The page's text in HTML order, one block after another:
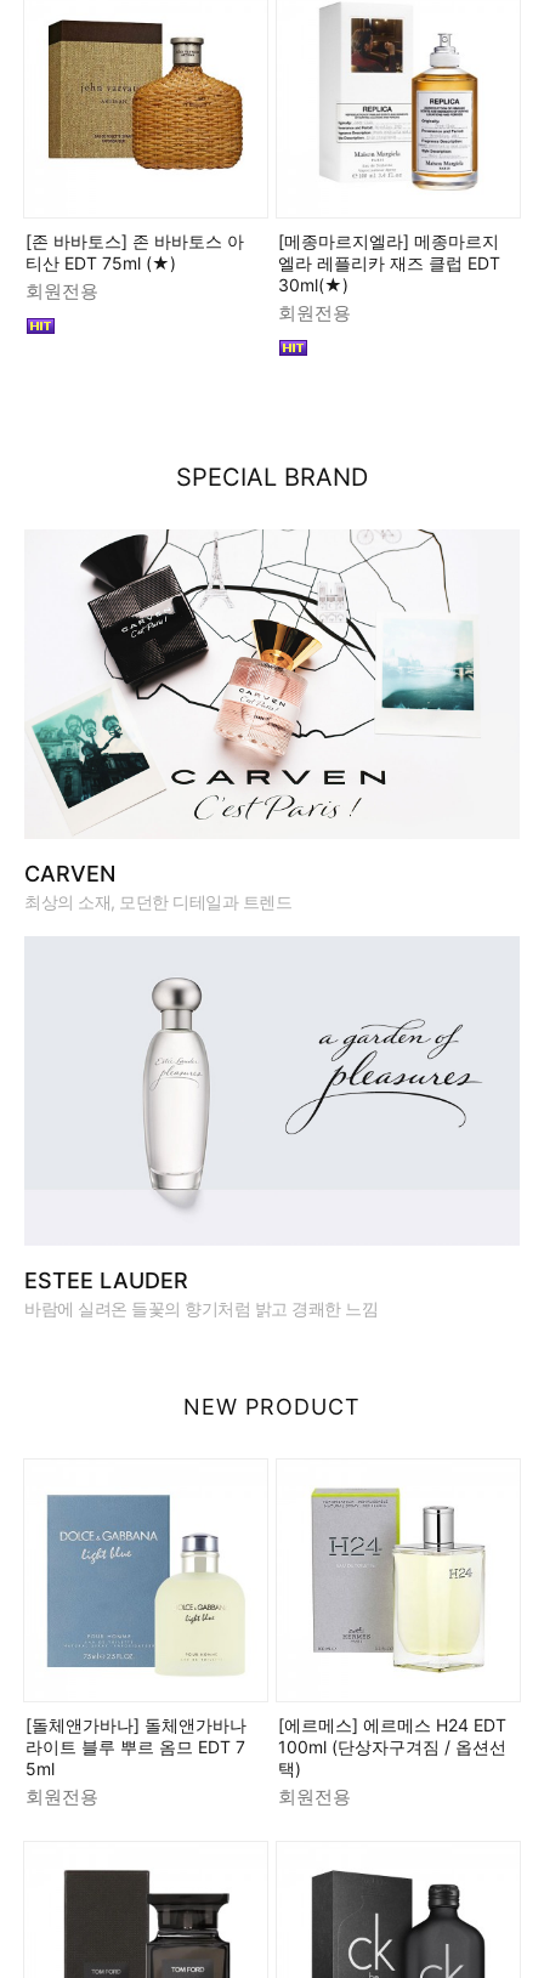
[존 바바토스] 존 바바토스 아
티산 EDT 75ml (★)
회원전용
[메종마르지엘라] 메종마르지
엘라 레플리카 재즈 클럽 EDT
30ml(★)
회원전용
SPECIAL BRAND
CARVEN
최상의 소재, 모던한 디테일과 트렌드
ESTEE LAUDER
바람에 실려온 들꽃의 향기처럼 밝고 경쾌한 느낌
NEW PRODUCT
[돌체앤가바나] 돌체앤가바나
라이트 블루 뿌르 옴므 EDT 7
5ml
회원전용
[에르메스] 에르메스 H24 EDT
100ml (단상자구겨짐 / 옵션선
택)
회원전용